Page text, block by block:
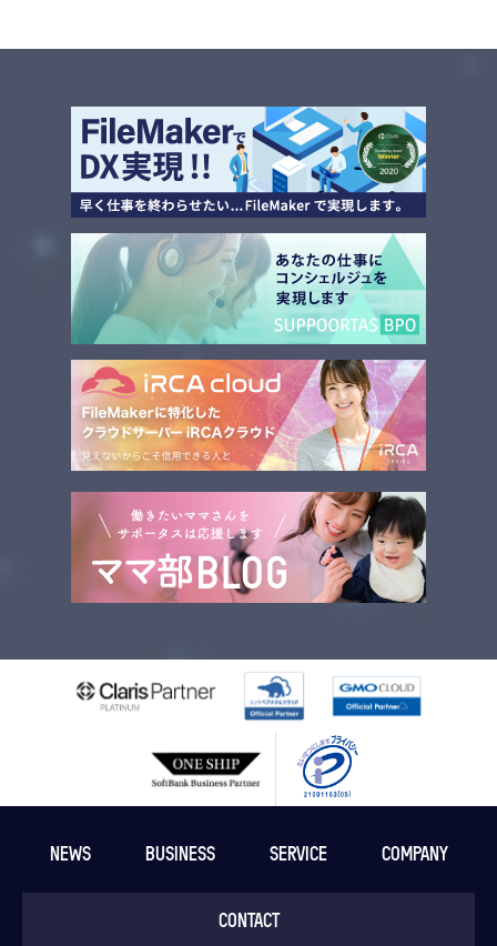
NEWS BUSINESS SERVICE COMPANY
CONTACT